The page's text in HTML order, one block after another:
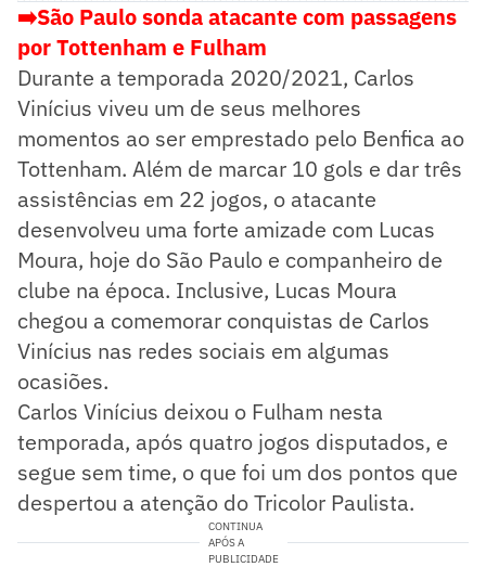
➡️São Paulo sonda atacante com passagens
por Tottenham e Fulham
Durante a temporada 2020/2021, Carlos
Vinícius viveu um de seus melhores
momentos ao ser emprestado pelo Benfica ao
Tottenham. Além de marcar 10 gols e dar três
assistências em 22 jogos, o atacante
desenvolveu uma forte amizade com Lucas
Moura, hoje do São Paulo e companheiro de
clube na época. Inclusive, Lucas Moura
chegou a comemorar conquistas de Carlos
Vinícius nas redes sociais em algumas
ocasiões.
Carlos Vinícius deixou o Fulham nesta
temporada, após quatro jogos disputados, e
segue sem time, o que foi um dos pontos que
despertou a atenção do Tricolor Paulista.
CONTINUA
APÓS A
PUBLICIDADE